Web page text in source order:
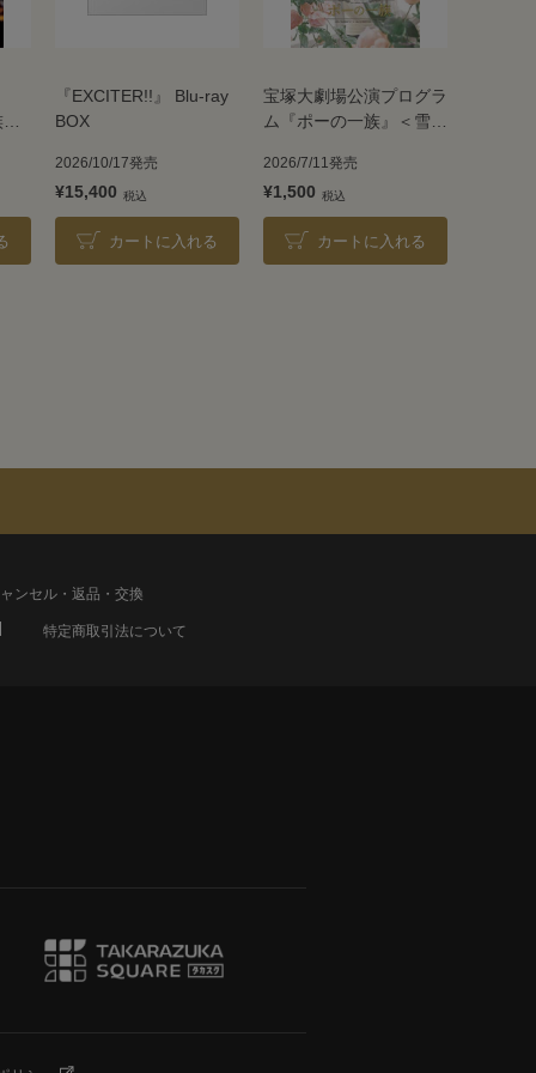
『EXCITER!!』 Blu-ray
BOX
2026/10/17発売
¥15,400
カートに入れる
宝塚大劇場公演プログラ
ム『ポーの一族』＜雪組
2026/7/11発売
¥1,500
カートに入れる
ンセル・返品・交換
特定商取引法について